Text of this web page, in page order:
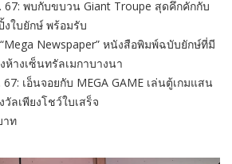
67: พบกับขบวน Giant Troupe สุดคึกคักกับ
ใบยักษ์ พร้อมรับ
Newspaper” หนังสือพิมพ์ฉบับยักษ์ที่มี
ห้างเซ็นทรัลเมกาบางนา
67: เอ็นจอยกับ MEGA GAME เล่นตู้เกมแสน
ลเพียงโชว์ใบเสร็จ
าท